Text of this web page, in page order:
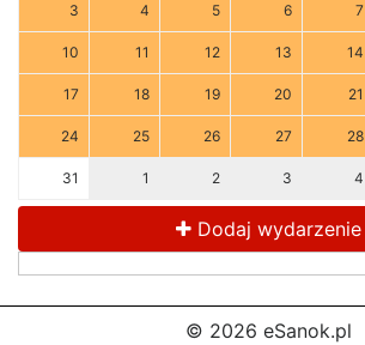
3 4 5 6 7
10 11 12 13 14
17 18 19 20 21
24 25 26 27 28
31 1 2 3 4
Dodaj wydarzenie
© 2026 eSanok.pl